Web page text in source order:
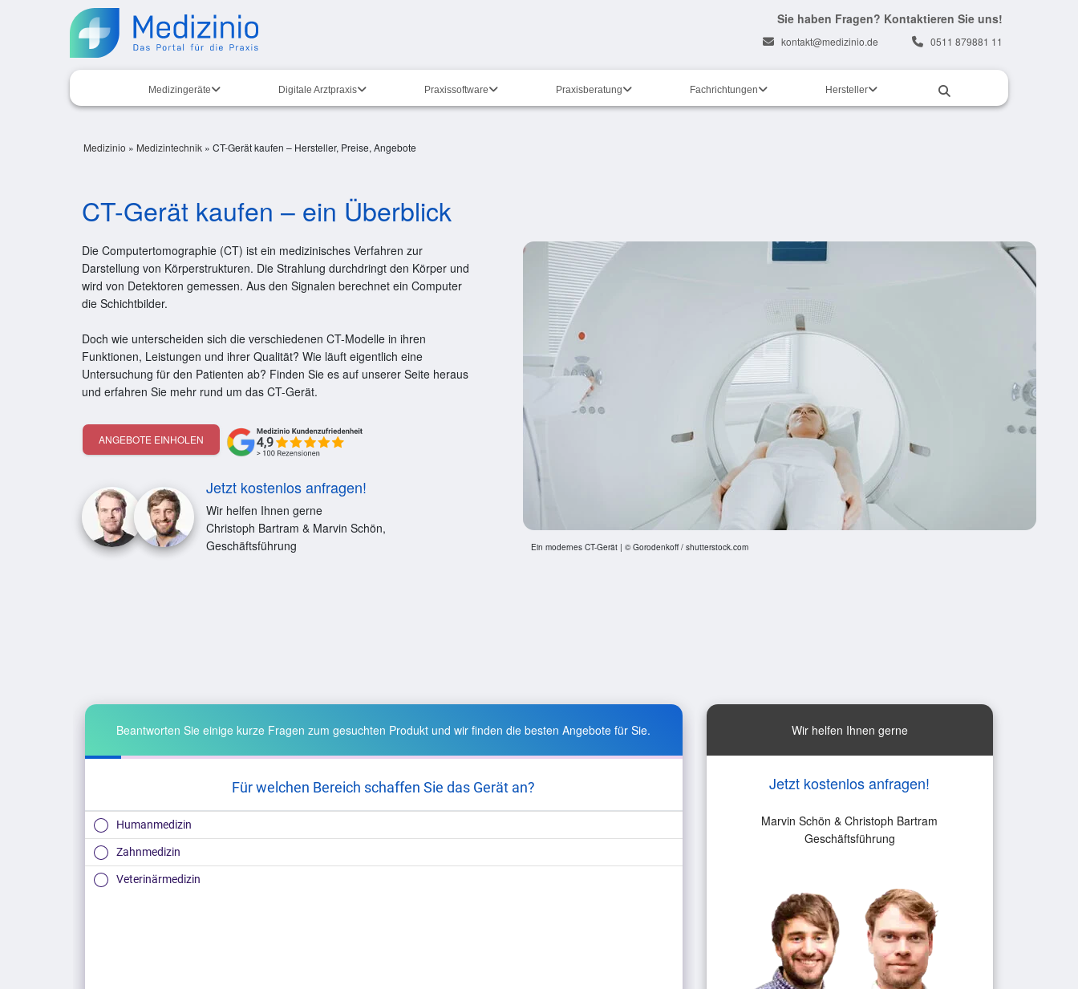
Sie haben Fragen? Kontaktieren Sie uns!
kontakt@medizinio.de 0511 879881 11
Medizingeräte Digitale Arztpraxis Praxissoftware Praxisberatung Fachrichtungen Hersteller
Medizinio » Medizintechnik » CT-Gerät kaufen – Hersteller, Preise, Angebote
CT-Gerät kaufen – ein Überblick
Die Computertomographie (CT) ist ein medizinisches Verfahren zur
Darstellung von Körperstrukturen. Die Strahlung durchdringt den Körper und
wird von Detektoren gemessen. Aus den Signalen berechnet ein Computer
die Schichtbilder.
Doch wie unterscheiden sich die verschiedenen CT-Modelle in ihren
Funktionen, Leistungen und ihrer Qualität? Wie läuft eigentlich eine
Untersuchung für den Patienten ab? Finden Sie es auf unserer Seite heraus
und erfahren Sie mehr rund um das CT-Gerät.
ANGEBOTE EINHOLEN
Jetzt kostenlos anfragen!
Wir helfen Ihnen gerne
Christoph Bartram & Marvin Schön,
Geschäftsführung
Ein modernes CT-Gerät | © Gorodenkoff / shutterstock.com
Beantworten Sie einige kurze Fragen zum gesuchten Produkt und wir finden die besten Angebote für Sie.
Für welchen Bereich schaffen Sie das Gerät an?
Humanmedizin
Zahnmedizin
Veterinärmedizin
Wir helfen Ihnen gerne
Jetzt kostenlos anfragen!
Marvin Schön & Christoph Bartram
Geschäftsführung